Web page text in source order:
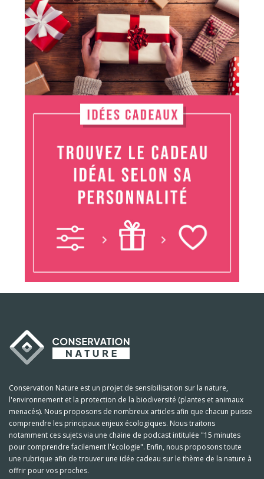
Conservation Nature est un projet de sensibilisation sur la nature,
l'environnement et la protection de la biodiversité (plantes et animaux
menacés). Nous proposons de nombreux articles afin que chacun puisse
comprendre les principaux enjeux écologiques. Nous traitons
notamment ces sujets via une chaine de podcast intitulée "15 minutes
pour comprendre facilement l'écologie". Enfin, nous proposons toute
une rubrique afin de trouver une idée cadeau sur le thème de la nature à
offrir pour vos proches.